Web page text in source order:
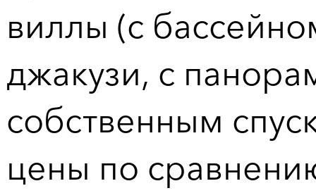
виллы (с
джакузи, с
собственным
цены по